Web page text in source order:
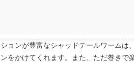
ョンが豊富なシャッドテールワーム
をかけてくれます。また、ただ巻き